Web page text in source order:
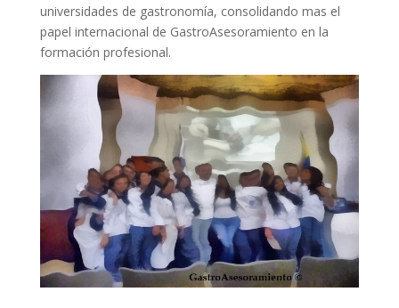
universidades de gastronomía, consolidando mas el
papel internacional de GastroAsesoramiento en la
formación profesional.